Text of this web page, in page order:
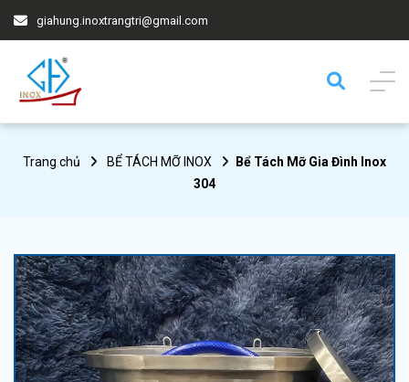
giahung.inoxtrangtri@gmail.com
Trang chủ BỂ TÁCH MỠ INOX
Bể Tách Mỡ Gia Đình Inox
304